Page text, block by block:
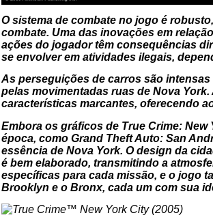
O sistema de combate no jogo é
combate. Uma das inovações em
ações do jogador têm consequências
se envolver em atividades ilegais,
As perseguições de carros são
pelas movimentadas ruas de Nova
características marcantes, oferecendo
Embora os gráficos de True Crime: New
época, como Grand Theft Auto: San
essência de Nova York. O design da
é bem elaborado, transmitindo a
específicas para cada missão, e o jogo
Brooklyn e o Bronx, cada um com sua